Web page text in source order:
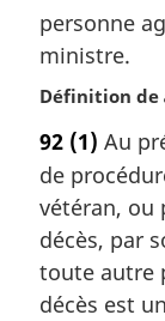
e
:
personne
ministre.
Définition de
92 (1) Au
de
vétéran, ou
décès, par
toute autre
décès est